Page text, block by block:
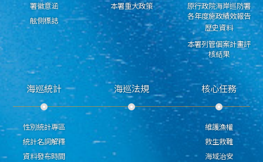
署徽意涵
舷側標誌
本署重大政策
原行政院海岸巡防署
各年度施政績效報告
歷史資料
本署列管個案計畫評
核結果
海巡統計
性別統計專區
統計名詞解釋
資料發布時間
海巡法規 核心任務
維護漁權
救生救難
海域治安